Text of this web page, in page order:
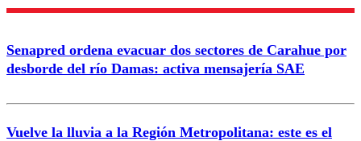
Enviar comentario
Senapred ordena evacuar dos sectores de Carahue por
desborde del río Damas: activa mensajería SAE
Vuelve la lluvia a la Región Metropolitana: este es el